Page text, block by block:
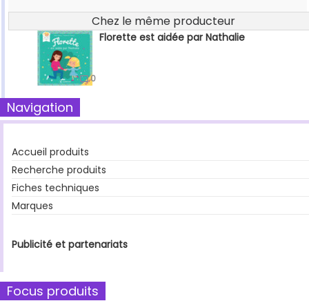
Chez le même producteur
Florette est aidée par Nathalie
0
Navigation
Accueil produits
Recherche produits
Fiches techniques
Marques
Publicité et partenariats
Focus produits